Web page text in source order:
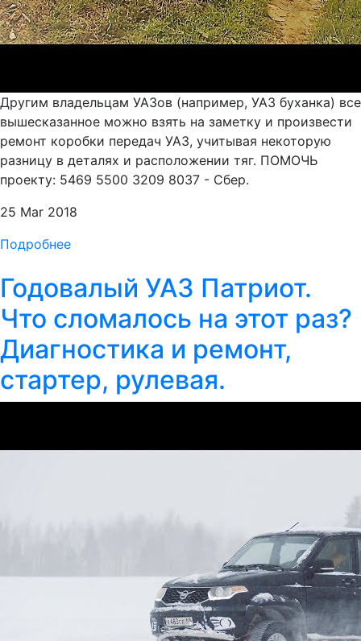
Другим владельцам УАЗов (например, УАЗ буханка) все
вышесказанное можно взять на заметку и произвести
ремонт коробки передач УАЗ, учитывая некоторую
разницу в деталях и расположении тяг. ПОМОЧЬ
проекту: 5469 5500 3209 8037 - Сбер.
25 Mar 2018
Подробнее
Годовалый УАЗ Патриот.
Что сломалось на этот раз?
Диагностика и ремонт,
стартер, рулевая.